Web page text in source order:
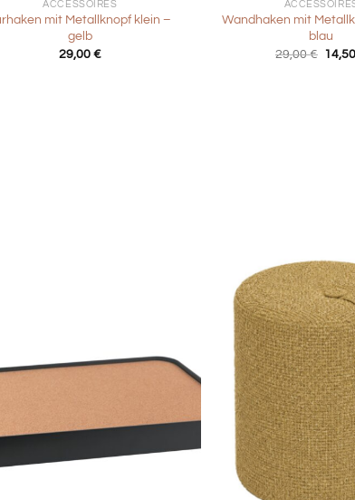
ACCESSOIRES
mit Metallknopf klein –
gelb
29,00 €
Wandhaken mit
blau
29,00€